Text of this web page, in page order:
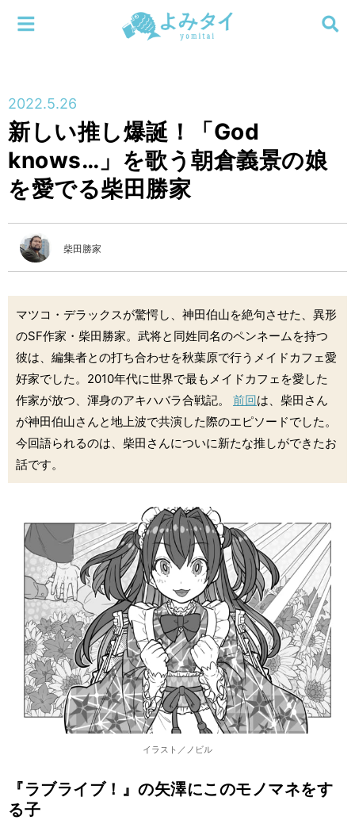
連載
新刊
編集部
検索する
メニューを閉じる
2022.5.26
新しい推し爆誕！「God
knows…」を歌う朝倉義景の娘
を愛でる柴田勝家
柴田勝家
マツコ・デラックスが驚愕し、神田伯山を絶句させた、異形
のSF作家・柴田勝家。武将と同姓同名のペンネームを持つ
彼は、編集者との打ち合わせを秋葉原で行うメイドカフェ愛
好家でした。2010年代に世界で最もメイドカフェを愛した
作家が放つ、渾身のアキハバラ合戦記。 前回は、柴田さん
が神田伯山さんと地上波で共演した際のエピソードでした。
今回語られるのは、柴田さんについに新たな推しができたお
話です。
イラスト／ノビル
『ラブライブ！』の矢澤にこのモノマネをす
る子